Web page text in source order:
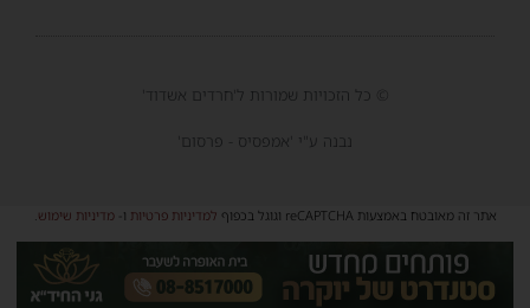
© כל הזכויות שמורות ל'חרדים אשדוד'
נבנה ע"י 'אמפסיס - פרסום'
אתר זה מאובטח באמצעות reCAPTCHA וגוגל בכפוף למדיניות פרטיות ו-מדיניות שימוש